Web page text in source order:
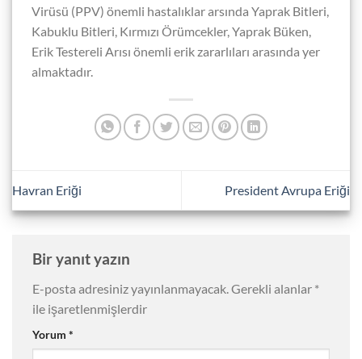
Virüsü (PPV) önemli hastalıklar arsında Yaprak Bitleri,
Kabuklu Bitleri, Kırmızı Örümcekler, Yaprak Büken,
Erik Testereli Arısı önemli erik zararlıları arasında yer
almaktadır.
Havran Eriği President Avrupa Eriği
Bir yanıt yazın
E-posta adresiniz yayınlanmayacak.Gerekli alanlar *
ile işaretlenmişlerdir
Yorum *